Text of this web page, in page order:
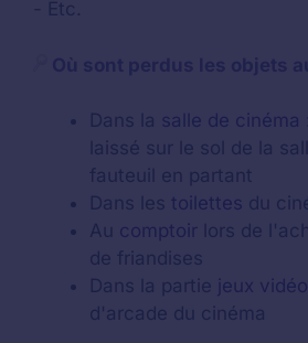
- Etc.
Dans la salle de cinéma
laissé sur le sol de la
fauteuil en partant
Dans les toilettes du
Au comptoir lors de
de friandises
Dans la partie jeux vidéo
d'arcade du cinéma